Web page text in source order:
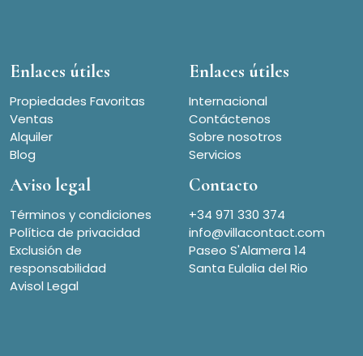
Enlaces útiles
Propiedades Favoritas
Ventas
Alquiler
Blog
Enlaces útiles
Internacional
Contáctenos
Sobre nosotros
Servicios
Aviso legal
Términos y condiciones
Política de privacidad
Exclusión de
responsabilidad
Avisol Legal
Contacto
+34 971 330 374
info@villacontact.com
Paseo S'Alamera 14
Santa Eulalia del Rio